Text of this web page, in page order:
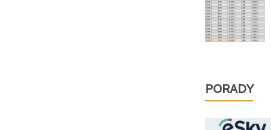
PORADY